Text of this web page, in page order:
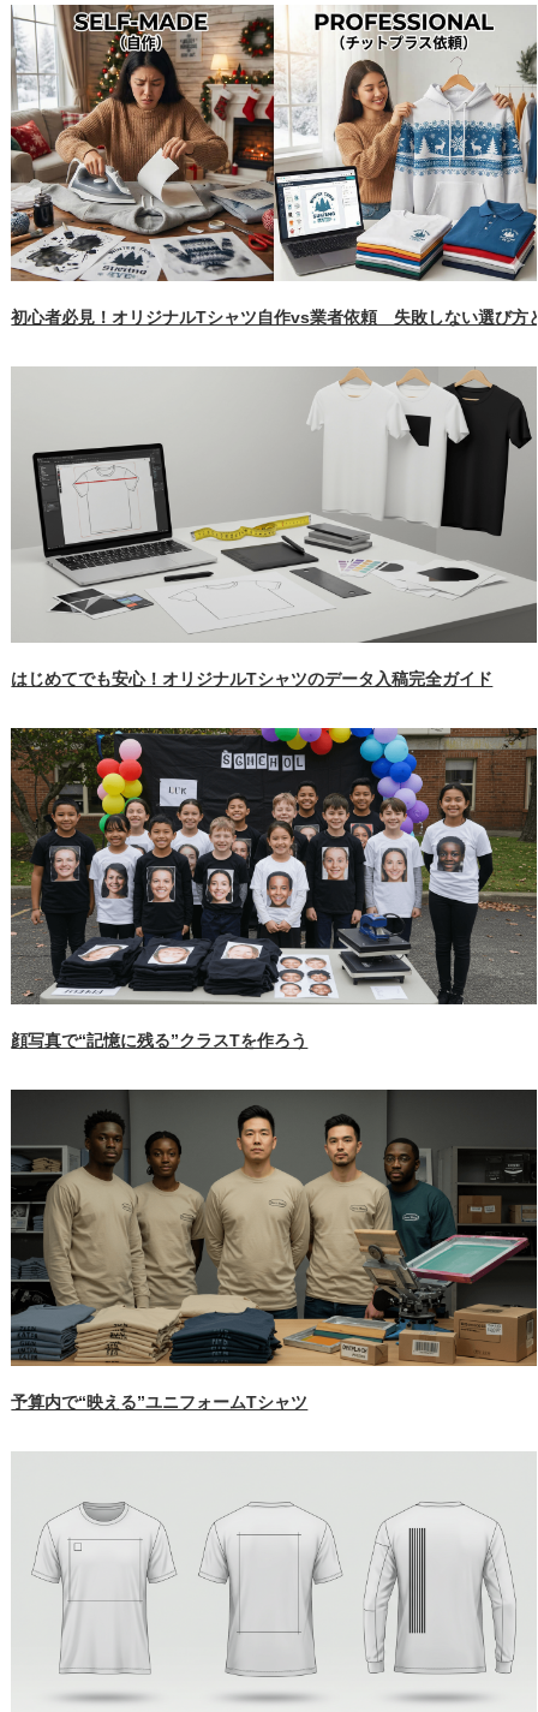
初心者必見！オリジナルTシャツ自作vs業者依頼 失敗しない選び方
はじめてでも安心！オリジナルTシャツのデータ入稿完全ガイド
顔写真で“記憶に残る”クラスTを作ろう
予算内で“映える”ユニフォームTシャツ